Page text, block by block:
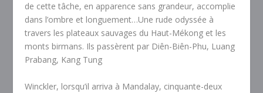
de cette tâche, en apparence sans grandeur, accomplie
dans l’ombre et longuement…Une rude odyssée à
travers les plateaux sauvages du Haut-Mékong et les
monts birmans. Ils passèrent par Diên-Biên-Phu, Luang
Prabang, Kang Tung
Winckler, lorsqu’il arriva à Mandalay, cinquante-deux